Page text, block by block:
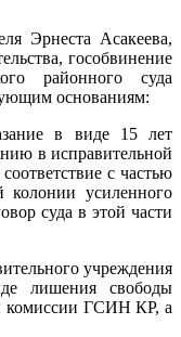
Эрнеста Асакеева,
гособвинение
районного суда
основаниям:
в виде 15 лет
в исправительной
с частью
усиленного
суда в этой части
учреждения
лишения свободы
комиссии ГСИН КР, а